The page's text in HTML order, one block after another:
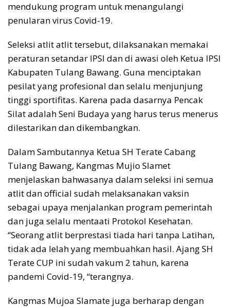
mendukung program untuk menangulangi
penularan virus Covid-19.
Seleksi atlit atlit tersebut, dilaksanakan memakai
peraturan setandar IPSI dan di awasi oleh Ketua IPSI
Kabupaten Tulang Bawang. Guna menciptakan
pesilat yang profesional dan selalu menjunjung
tinggi sportifitas. Karena pada dasarnya Pencak
Silat adalah Seni Budaya yang harus terus menerus
dilestarikan dan dikembangkan.
Dalam Sambutannya Ketua SH Terate Cabang
Tulang Bawang, Kangmas Mujio Slamet
menjelaskan bahwasanya dalam seleksi ini semua
atlit dan official sudah melaksanakan vaksin
sebagai upaya menjalankan program pemerintah
dan juga selalu mentaati Protokol Kesehatan.
“Seorang atlit berprestasi tiada hari tanpa Latihan,
tidak ada lelah yang membuahkan hasil. Ajang SH
Terate CUP ini sudah vakum 2 tahun, karena
pandemi Covid-19, “terangnya.
Kangmas Mujoa Slamate juga berharap dengan